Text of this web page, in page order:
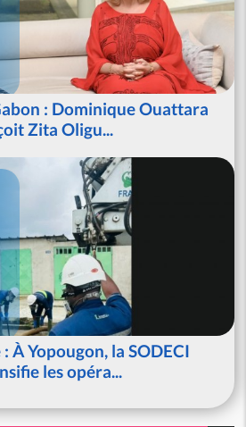
: Dominique Ouattara
Zita Oligu...
À Yopougon, la SODECI
les opéra...